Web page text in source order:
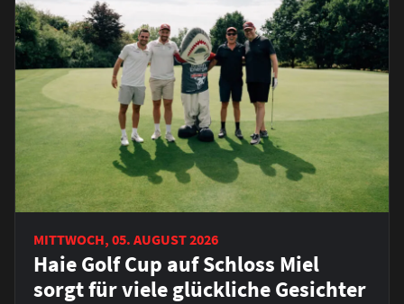
MITTWOCH, 05. AUGUST 2026
Haie Golf Cup auf Schloss Miel
sorgt für viele glückliche Gesichter